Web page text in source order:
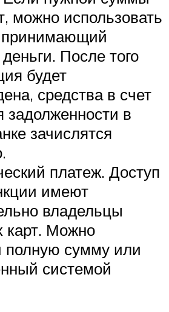
можно использовать
принимающий
После того
будет
средства в счет
задолженности в
зачислятся
платеж. Доступ
имеют
владельцы
карт. Можно
полную сумму или
системой